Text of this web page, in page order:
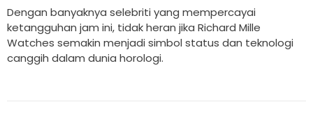
Dengan banyaknya selebriti yang mempercayai
ketangguhan jam ini, tidak heran jika Richard Mille
Watches semakin menjadi simbol status dan teknologi
canggih dalam dunia horologi.